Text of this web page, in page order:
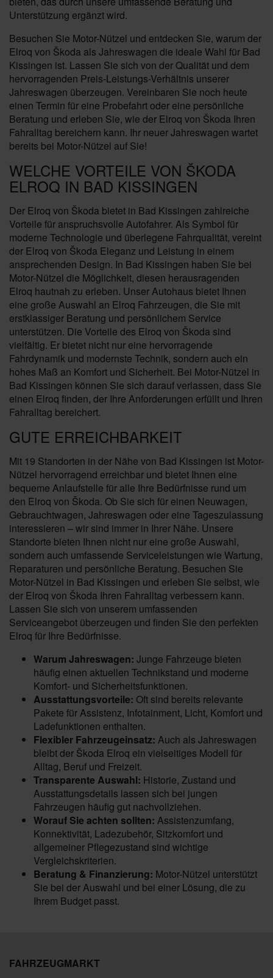
Unterstützung ergänzt wird.
Besuchen Sie Motor-Nützel und entdecken Sie, warum der
Elroq von Škoda als Jahreswagen die ideale Wahl für Bad
Kissingen ist. Lassen Sie sich von der Qualität und dem
hervorragenden Preis-Leistungs-Verhältnis unserer
Jahreswagen überzeugen. Vereinbaren Sie noch heute
einen Termin für eine Probefahrt oder eine persönliche
Beratung und erleben Sie, wie der Elroq von Škoda Ihren
Fahralltag bereichern kann. Ihr neuer Jahreswagen wartet
bereits bei Motor-Nützel auf Sie!
WELCHE VORTEILE VON ŠKODA
ELROQ IN BAD KISSINGEN
Der Elroq von Škoda bietet in Bad Kissingen zahlreiche
Vorteile für anspruchsvolle Autofahrer. Als Symbol für
moderne Technologie und überlegene Fahrqualität, vereint
der Elroq von Škoda Eleganz und Leistung in einem
ansprechenden Design. In Bad Kissingen haben Sie bei
Motor-Nützel die Möglichkeit, diesen herausragenden
Elroq hautnah zu erleben. Unser Autohaus bietet Ihnen
eine große Auswahl an Elroq Fahrzeugen, die Sie mit
erstklassiger Beratung und persönlichem Service
unterstützen. Die Vorteile des Elroq von Škoda sind
vielfältig. Er bietet nicht nur eine hervorragende
Fahrdynamik und modernste Technik, sondern auch ein
hohes Maß an Komfort und Sicherheit. Bei Motor-Nützel in
Bad Kissingen können Sie sich darauf verlassen, dass Sie
einen Elroq finden, der Ihre Anforderungen erfüllt und Ihren
Fahralltag bereichert.
GUTE ERREICHBARKEIT
Mit 19 Standorten in der Nähe von Bad Kissingen ist Motor-
Nützel hervorragend erreichbar und bietet Ihnen eine
bequeme Anlaufstelle für alle Ihre Bedürfnisse rund um
den Elroq von Škoda. Ob Sie sich für einen Neuwagen,
Gebrauchtwagen, Jahreswagen oder eine Tageszulassung
interessieren – wir sind immer in Ihrer Nähe. Unsere
Standorte bieten Ihnen nicht nur eine große Auswahl,
sondern auch umfassende Serviceleistungen wie Wartung,
Reparaturen und persönliche Beratung. Besuchen Sie
Motor-Nützel in Bad Kissingen und erleben Sie selbst, wie
der Elroq von Škoda Ihren Fahralltag verbessern kann.
Lassen Sie sich von unserem umfassenden
Serviceangebot überzeugen und finden Sie den perfekten
Elroq für Ihre Bedürfnisse.
Warum Jahreswagen: Junge Fahrzeuge bieten
häufig einen aktuellen Technikstand und moderne
Komfort- und Sicherheitsfunktionen.
Ausstattungsvorteile: Oft sind bereits relevante
Pakete für Assistenz, Infotainment, Licht, Komfort und
Ladefunktionen enthalten.
Flexibler Fahrzeugeinsatz: Auch als Jahreswagen
bleibt der Škoda Elroq ein vielseitiges Modell für
Alltag, Beruf und Freizeit.
Transparente Auswahl: Historie, Zustand und
Ausstattungsdetails lassen sich bei jungen
Fahrzeugen häufig gut nachvollziehen.
Worauf Sie achten sollten: Assistenzumfang,
Konnektivität, Ladezubehör, Sitzkomfort und
allgemeiner Pflegezustand sind wichtige
Vergleichskriterien.
Beratung & Finanzierung: Motor-Nützel unterstützt
Sie bei der Auswahl und bei einer Lösung, die zu
Ihrem Budget passt.
FAHRZEUGMARKT